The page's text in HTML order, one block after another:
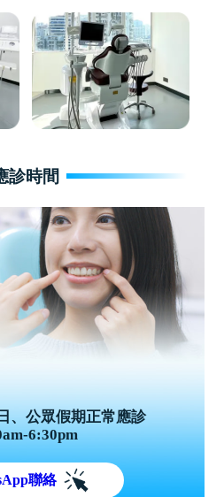
診時間
、公眾假期正常應診
6:30pm
聯絡